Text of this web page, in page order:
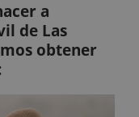
a
de Las
obtener